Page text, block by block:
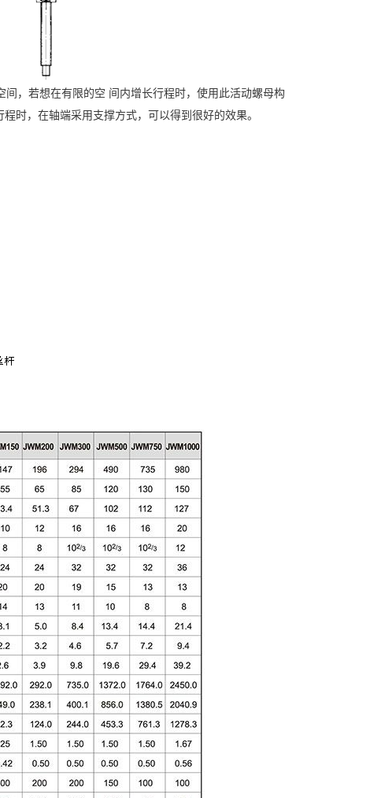
，若想在有限的空 间内增长行程时，使用此活动螺母构
时，在轴端采用支撑方式，可以得到很好的效果。